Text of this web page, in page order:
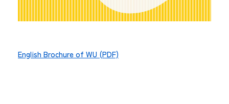
English Brochure of WU (PDF)